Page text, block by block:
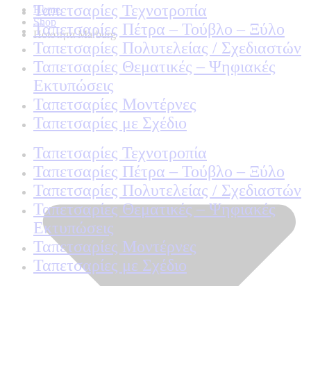
Home
Shop
Ποιοτητα Marburg
Ταπετσαρίες Τεχνοτροπία
Ταπετσαρίες Πέτρα – Τούβλο – Ξύλο
Ταπετσαρίες Πολυτελείας / Σχεδιαστών
Ταπετσαρίες Θεματικές – Ψηφιακές
Εκτυπώσεις
Ταπετσαρίες Μοντέρνες
Ταπετσαρίες με Σχέδιο
Ταπετσαρίες Τεχνοτροπία
Ταπετσαρίες Πέτρα – Τούβλο – Ξύλο
Ταπετσαρίες Πολυτελείας / Σχεδιαστών
Ταπετσαρίες Θεματικές – Ψηφιακές
Εκτυπώσεις
Ταπετσαρίες Μοντέρνες
Ταπετσαρίες με Σχέδιο